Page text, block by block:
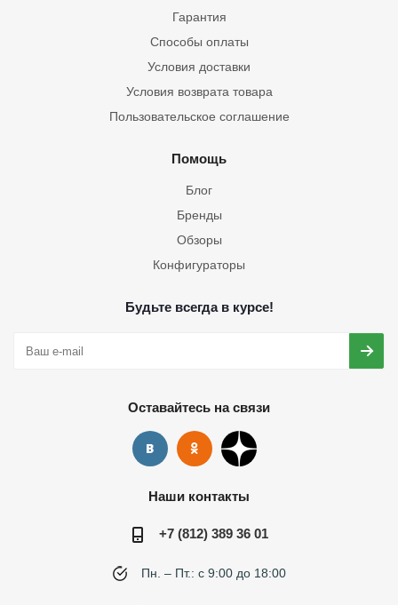
Гарантия
Способы оплаты
Условия доставки
Условия возврата товара
Пользовательское соглашение
Помощь
Блог
Бренды
Обзоры
Конфигураторы
Будьте всегда в курсе!
Оставайтесь на связи
Наши контакты
+7 (812) 389 36 01
Пн. – Пт.: с 9:00 до 18:00